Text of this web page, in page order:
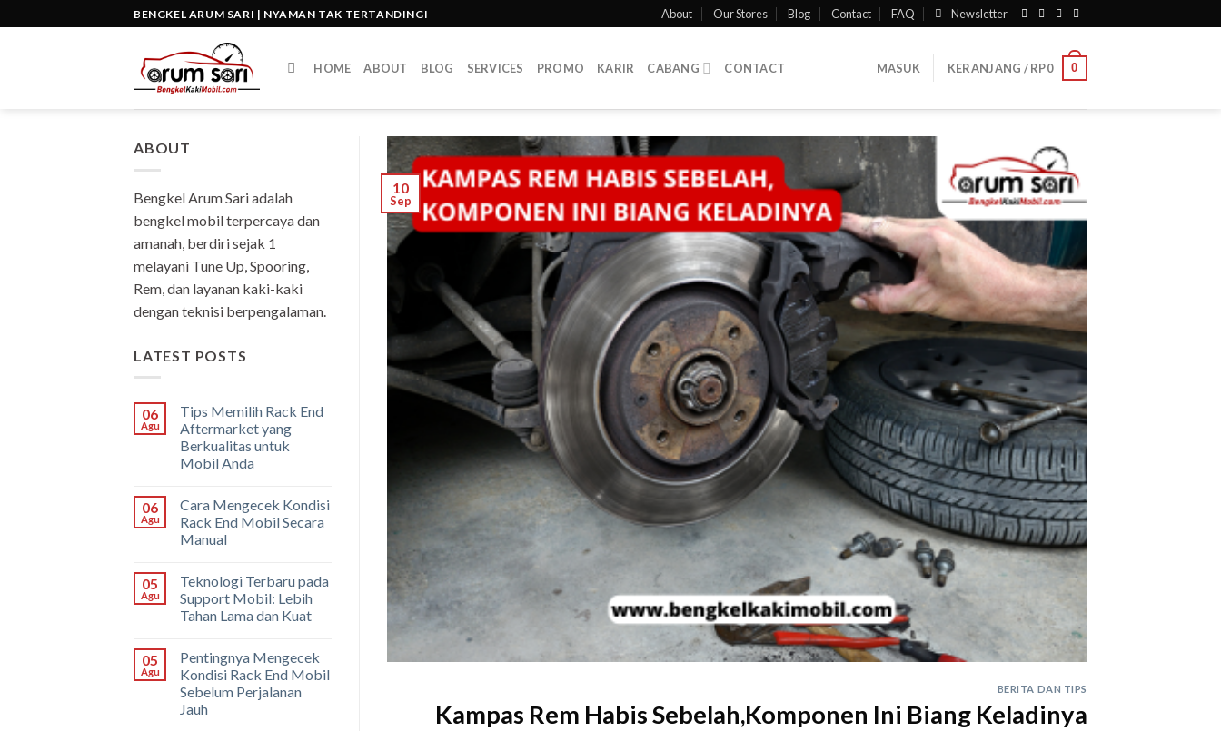
to
BENGKEL ARUM SARI | NYAMAN TAK TERTANDINGI About Our Stores Blog Contact FAQ Newsletter
HOME ABOUT BLOG SERVICES PROMO KARIR CABANG CONTACT MASUK KERANJANG /RP0 0
ABOUT
Bengkel Arum Sari adalah
bengkel mobil terpercaya dan
amanah, berdiri sejak 1
melayani Tune Up, Spooring,
Rem, dan layanan kaki-kaki
dengan teknisi berpengalaman.
LATEST POSTS
06
Agu
Tips Memilih Rack End
Aftermarket yang
Berkualitas untuk
Mobil Anda
06
Agu
Cara Mengecek Kondisi
Rack End Mobil Secara
Manual
05
Agu
Teknologi Terbaru pada
Support Mobil: Lebih
Tahan Lama dan Kuat
05
Agu
Pentingnya Mengecek
Kondisi Rack End Mobil
Sebelum Perjalanan
Jauh
10
Sep
BERITA DAN TIPS
Kampas Rem Habis Sebelah,Komponen Ini Biang Keladinya